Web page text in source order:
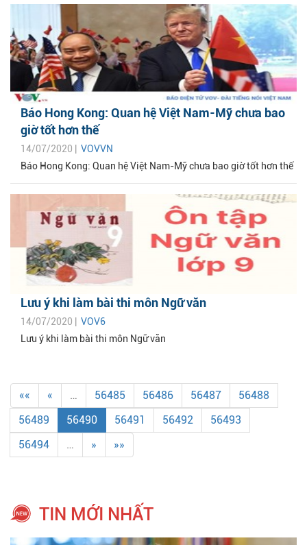
Báo Hong Kong: Quan hệ Việt Nam-Mỹ chưa bao
giờ tốt hơn thế
14/07/2020 | VOVVN
Báo Hong Kong: Quan hệ Việt Nam-Mỹ chưa bao giờ tốt hơn thế
Lưu ý khi làm bài thi môn Ngữ văn
14/07/2020 | VOV6
Lưu ý khi làm bài thi môn Ngữ văn
«« « … 56485 56486 56487
56488
56489
56490 56491 56492
56493
56494
… » »»
TIN MỚI NHẤT